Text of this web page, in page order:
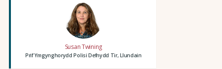
Susan Twining
Prif Ymgynghorydd Polisi Defnydd Tir, Llundain